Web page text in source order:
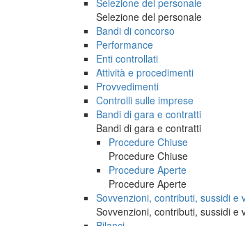
Selezione del personale
Selezione del personale
Bandi di concorso
Performance
Enti controllati
Attività e procedimenti
Provvedimenti
Controlli sulle imprese
Bandi di gara e contratti
Bandi di gara e contratti
Procedure Chiuse
Procedure Chiuse
Procedure Aperte
Procedure Aperte
Sovvenzioni, contributi, sussidi e
Sovvenzioni, contributi, sussidi e